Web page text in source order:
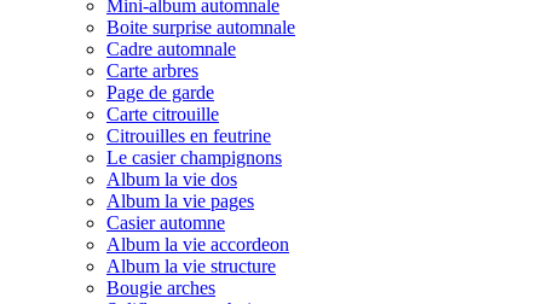
Mini-album automnale
Boite surprise automnale
Cadre automnale
Carte arbres
Page de garde
Carte citrouille
Citrouilles en feutrine
Le casier champignons
Album la vie dos
Album la vie pages
Casier automne
Album la vie accordeon
Album la vie structure
Bougie arches